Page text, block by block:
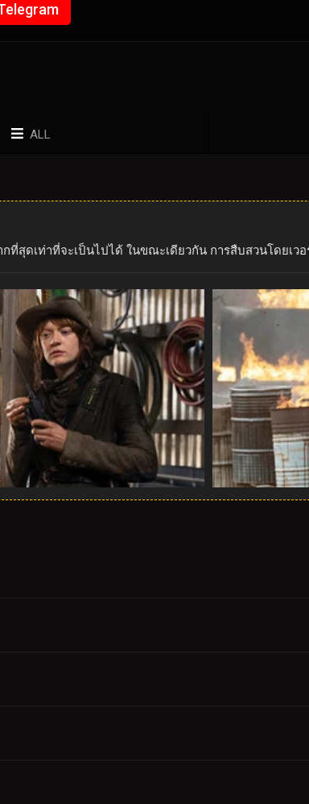
ALL
สุดเท่าที่จะเป็นไปได้ ในขณะเดียวกัน การสืบสวนโดยเว